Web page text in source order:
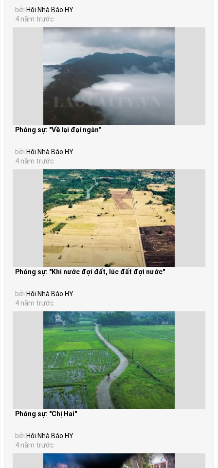
bởi Hội Nhà Báo HY
4 năm trước
Phóng sự: "Về lại đại ngàn"
bởi Hội Nhà Báo HY
4 năm trước
Phóng sự: "Khi nước đợi đất, lúc đất đợi nước"
bởi Hội Nhà Báo HY
4 năm trước
Phóng sự: "Chị Hai"
bởi Hội Nhà Báo HY
4 năm trước